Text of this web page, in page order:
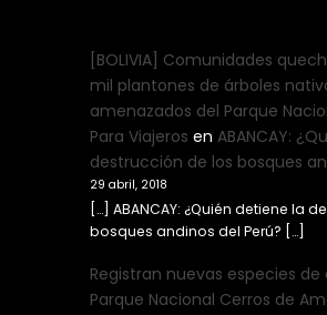
[BOLIVIA] Comunidades
mil plantones de árboles
amenazados del Parque
Para Viajeros en ABANCAY:
destrucción de los bosques
29 abril, 2018
[…] ABANCAY: ¿Quién detiene la
bosques andinos del Perú? […]
Registran nuevas especies de
Parque Nacional Cerros de